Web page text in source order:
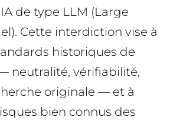
de type LLM (Large
Cette interdiction vise à
historiques de
neutralité, vérifiabilité,
originale — et à
bien connus des